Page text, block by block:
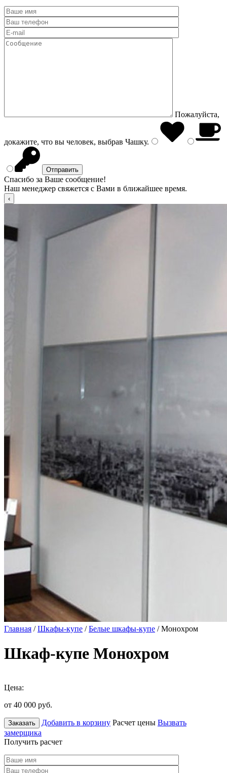
Пожалуйста,
докажите, что вы человек, выбрав Чашку.
Спасибо за Ваше сообщение!
Наш менеджер свяжется с Вами в ближайшее время.
Главная /Шкафы-купе /Белые шкафы-купе / Монохром
Шкаф-купе Монохром
Цена:
от 40 000 руб.
Заказать Добавить в корзину Расчет цены Вызвать
замерщика
Получить расчет